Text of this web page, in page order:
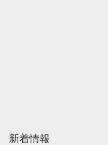
新着情報